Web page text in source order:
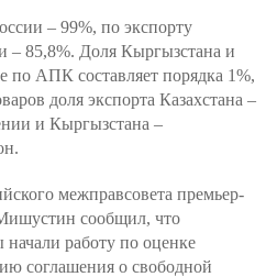
– 99%, по экспорту
85,8%. Доля Кыргызстана и
по АПК составляет порядка 1%,
доля экспорта Казахстана –
и Кыргызстана –
межправсовета премьер-
сообщил, что
начали работу по оценке
соглашения о свободной